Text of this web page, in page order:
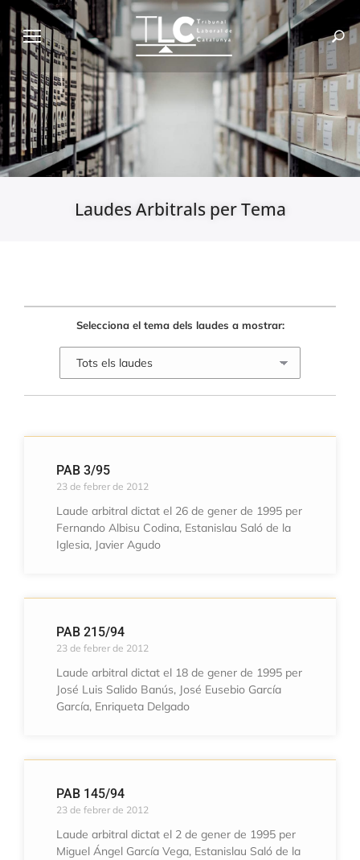
Laudes Arbitrals per Tema
Selecciona el tema dels laudes a mostrar:
PAB 3/95
23 de febrer de 2012
Laude arbitral dictat el 26 de gener de 1995 per
Fernando Albisu Codina, Estanislau Saló de la
Iglesia, Javier Agudo
PAB 215/94
23 de febrer de 2012
Laude arbitral dictat el 18 de gener de 1995 per
José Luis Salido Banús, José Eusebio García
García, Enriqueta Delgado
PAB 145/94
23 de febrer de 2012
Laude arbitral dictat el 2 de gener de 1995 per
Miguel Ángel García Vega, Estanislau Saló de la